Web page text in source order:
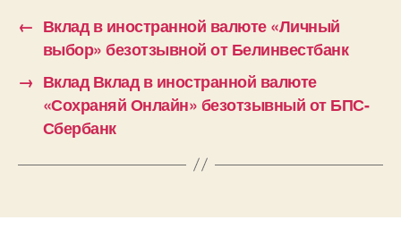
← Вклад в иностранной валюте «Личный
выбор» безотзывной от Белинвестбанк
→ Вклад Вклад в иностранной валюте
«Сохраняй Онлайн» безотзывный от БПС-
Сбербанк